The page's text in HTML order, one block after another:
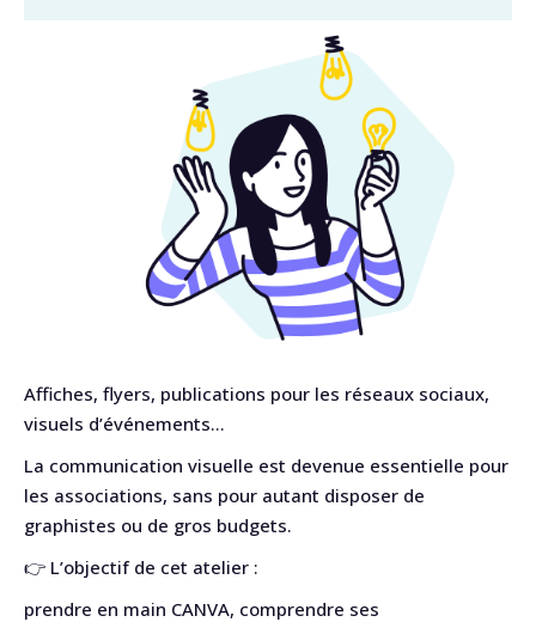
Affiches, flyers, publications pour les réseaux sociaux,
visuels d’événements…
La communication visuelle est devenue essentielle pour
les associations, sans pour autant disposer de
graphistes ou de gros budgets.
👉 L’objectif de cet atelier :
prendre en main CANVA, comprendre ses